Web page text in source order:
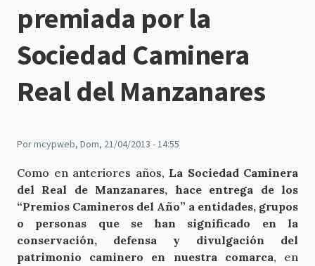
navegación
premiada por la
Sociedad Caminera
Real del Manzanares
Pormcypweb, Dom, 21/04/2013 - 14:55
Como en anteriores años, La Sociedad Caminera
del Real de Manzanares, hace entrega de los
“Premios Camineros del Año” a entidades, grupos
o personas que se han significado en la
conservación, defensa y divulgación del
patrimonio caminero en nuestra comarca, en